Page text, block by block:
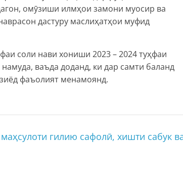
омӯзиши илмҳои замони муосир ва
дастуру маслиҳатҳои муфид
соли нави хониши 2023 – 2024 туҳфаи
ваъда доданд, ки дар самти баланд
фаъолият менамоянд.
гилию сафолӣ, хишти сабук